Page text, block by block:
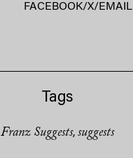
FACEBOOK/X/ EMAIL
Tags
Franz Suggests, suggests